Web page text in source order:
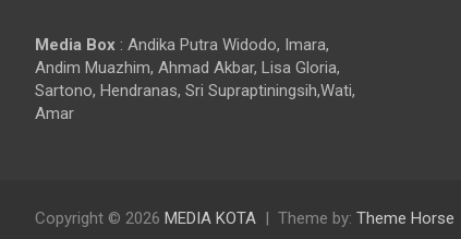
Media Box : Andika Putra Widodo, Imara,
Andim Muazhim, Ahmad Akbar, Lisa Gloria,
Sartono, Hendranas, Sri Supraptiningsih,Wati,
Amar
Copyright © 2026 MEDIA KOTA Theme by: Theme Horse